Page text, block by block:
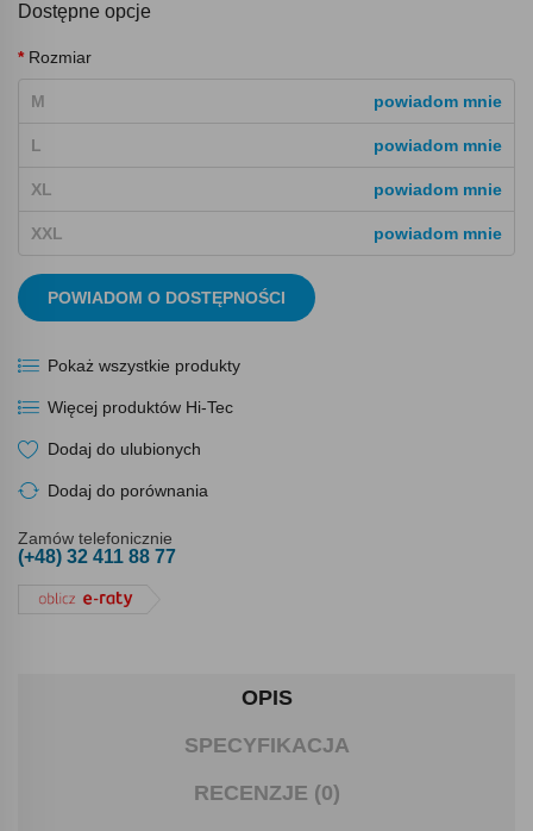
Dostępne opcje
Rozmiar
M powiadom mnie
L powiadom mnie
XL powiadom mnie
XXL powiadom mnie
POWIADOM O DOSTĘPNOŚCI
Pokaż wszystkie produkty
Więcej produktów Hi-Tec
Dodaj do ulubionych
Dodaj do porównania
Zamów telefonicznie
(+48) 32 411 88 77
OPIS
SPECYFIKACJA
RECENZJE (0)